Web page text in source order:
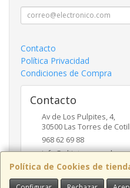
Política de Cookies de
Contacto
Política Privacidad
Condiciones de Compra
Contacto
Av de Los Pulpites, 4,
30500 Las Torres de
968 62 69 88